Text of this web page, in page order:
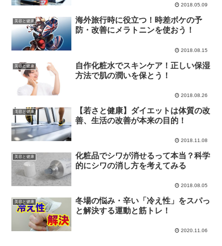
2018.05.09
美容と健康
海外旅行時に役立つ！時差ボケの予
防・改善にメラトニンを使おう！
2018.08.15
美容と健康
自作化粧水でスキンケア！正しい保湿
方法で肌の潤いを保とう！
2018.08.26
美容と健康
【若さと健康】ダイエットは体質の改
善、生活の改善が本来の目的！
2018.11.08
美容と健康
化粧品でシワが消せるって本当？科学
的にシワの消し方を考えてみる
2018.08.05
美容と健康
冬場の悩み・辛い「冷え性」をスパっ
と解決する運動と筋トレ！
2020.11.06